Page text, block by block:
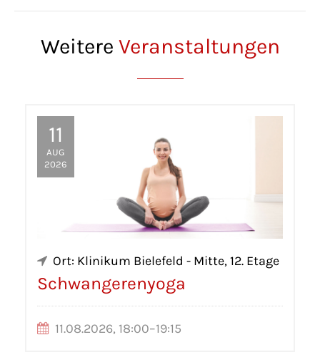
nec.
Weitere Veranstaltungen
11
AUG
2026
Ort: Klinikum Bielefeld - Mitte, 12. Etage
Schwangerenyoga
11.08.2026, 18:00–19:15